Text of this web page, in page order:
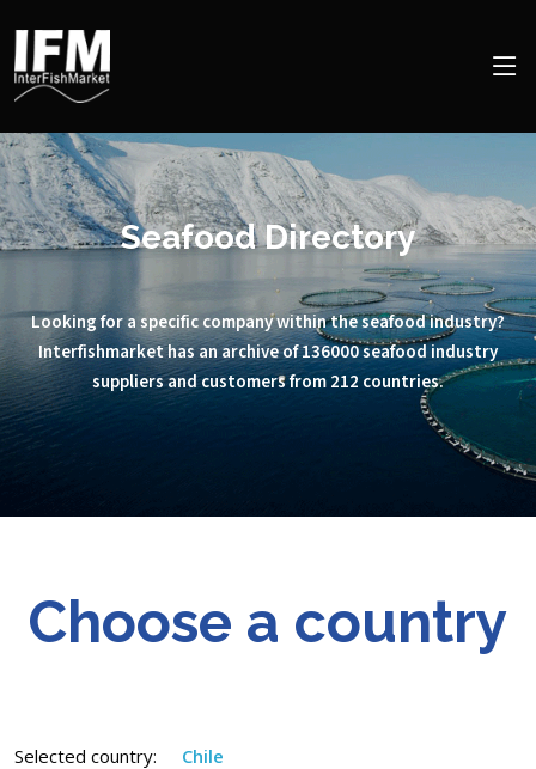
Seafood Directory
Looking for a specific company within the seafood industry?
Interfishmarket has an archive of 136000 seafood industry
suppliers and customers from 212 countries.
Choose a country
Selected country: Chile